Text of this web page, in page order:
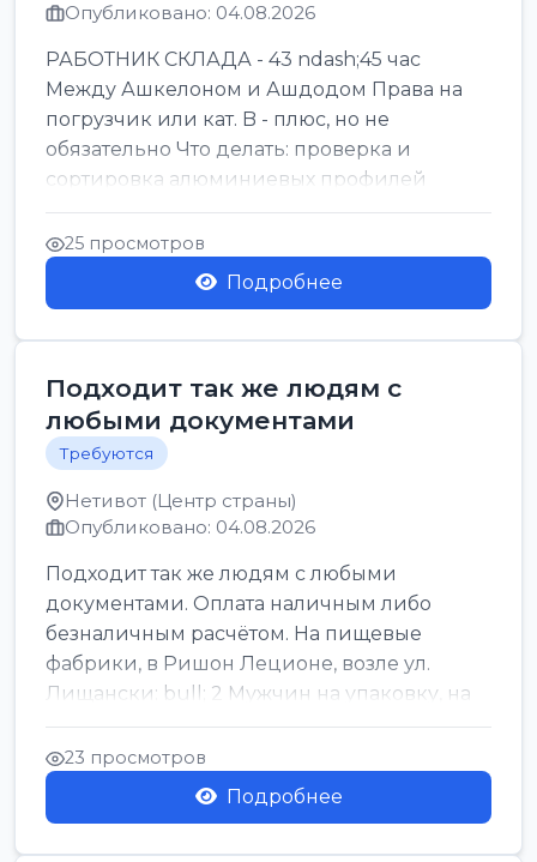
Опубликовано: 04.08.2026
РАБОТНИК СКЛАДА - 43 ndash;45 час
Между Ашкелоном и Ашдодом Права на
погрузчик или кат. B - плюс, но не
обязательно Что делать: проверка и
сортировка алюминиевых профилей
График: 5 дн, с 7:00 до 17:00...
25 просмотров
Подробнее
Подходит так же людям с
любыми документами
Требуются
Нетивот (Центр страны)
Опубликовано: 04.08.2026
Подходит так же людям с любыми
документами. Оплата наличным либо
безналичным расчётом. На пищевые
фабрики, в Ришон Леционе, возле ул.
Лищански: bull; 2 Мужчин на упаковку, на
машинку рисовых макоронов...
23 просмотров
Подробнее